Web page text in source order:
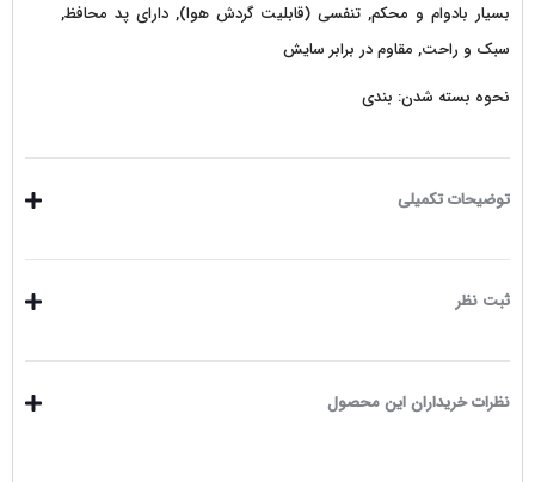
بسیار بادوام و محکم, تنفسی (قابلیت گردش هوا), دارای پد محافظ,
سبک و راحت, مقاوم در برابر سایش
نحوه بسته شدن: بندی
توضیحات تکمیلی
ثبت نظر
نظرات خریداران این محصول